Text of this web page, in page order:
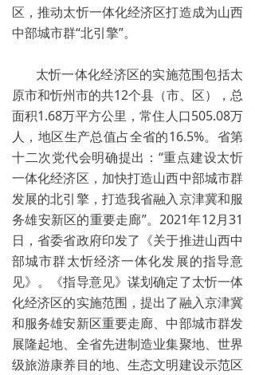
区，推动太忻一体化经济区打造成为山西
中部城市群“北引擎”。
太忻一体化经济区的实施范围包括太
原市和忻州市的共12个县（市、区），总
面积1.68万平方公里，常住人口505.08万
人，地区生产总值占全省的16.5%。省第
十二次党代会明确提出：“重点建设太忻
一体化经济区，加快打造山西中部城市群
发展的北引擎，打造我省融入京津冀和服
务雄安新区的重要走廊”。2021年12月31
日，省委省政府印发了《关于推进山西中
部城市群太忻经济一体化发展的指导意
见》。《指导意见》谋划确定了太忻一体
化经济区的实施范围，提出了融入京津冀
和服务雄安新区重要走廊、中部城市群发
展隆起地、全省先进制造业集聚地、世界
级旅游康养目的地、生态文明建设示范区